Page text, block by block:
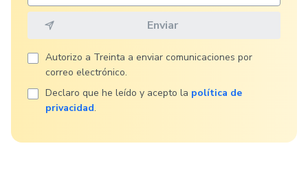
Autorizo ​​a Treinta a enviar comunicaciones por
correo electrónico.
Declaro que he leído y acepto la política de
privacidad.